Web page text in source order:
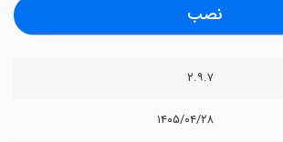
نصب
۲.۹.۷
۱۴۰۵/۰۴/۲۸